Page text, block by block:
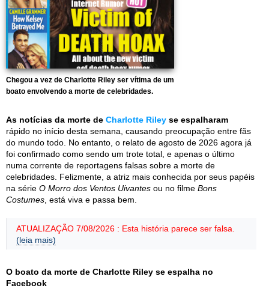
Chegou a vez de Charlotte Riley ser vítima de um
boato envolvendo a morte de celebridades.
As notícias da morte de Charlotte Riley se espalharam
rápido no início desta semana, causando preocupação entre fãs
do mundo todo. No entanto, o relato de agosto de 2026 agora já
foi confirmado como sendo um trote total, e apenas o último
numa corrente de reportagens falsas sobre a morte de
celebridades. Felizmente, a atriz mais conhecida por seus papéis
na série O Morro dos Ventos Uivantes ou no filme Bons
Costumes , está viva e passa bem.
ATUALIZAÇÃO 7/08/2026 : Esta história parece ser falsa.
(leia mais)
O boato da morte de Charlotte Riley se espalha no
Facebook